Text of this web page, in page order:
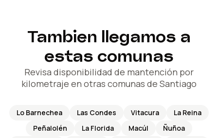
Tambien llegamos a
estas comunas
Revisa disponibilidad de mantención por
kilometraje en otras comunas de Santiago
Lo Barnechea Las Condes Vitacura
La Reina
Peñalolén
La Florida Macúl
Ñuñoa